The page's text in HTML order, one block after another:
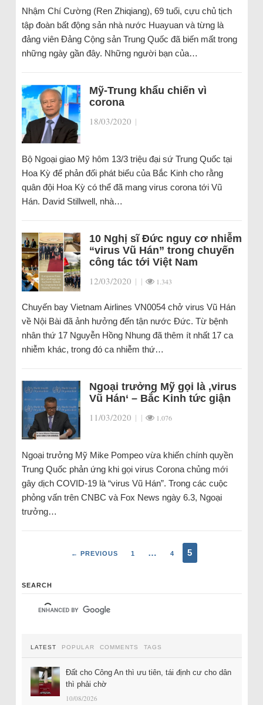
Nhậm Chí Cường (Ren Zhiqiang), 69 tuổi, cựu chủ tịch
tập đoàn bất động sản nhà nước Huayuan và từng là
đảng viên Đảng Cộng sản Trung Quốc đã biến mất trong
những ngày gần đây. Những người bạn của…
Mỹ-Trung khẩu chiến vì
corona
18/03/2020 |
Bộ Ngoại giao Mỹ hôm 13/3 triệu đại sứ Trung Quốc tại
Hoa Kỳ để phản đối phát biểu của Bắc Kinh cho rằng
quân đội Hoa Kỳ có thể đã mang virus corona tới Vũ
Hán. David Stillwell, nhà…
10 Nghị sĩ Đức nguy cơ nhiễm
“virus Vũ Hán” trong chuyến
công tác tới Việt Nam
12/03/2020 | | 1.343
Chuyến bay Vietnam Airlines VN0054 chở virus Vũ Hán
về Nội Bài đã ảnh hưởng đến tận nước Đức. Từ bệnh
nhân thứ 17 Nguyễn Hồng Nhung đã thêm ít nhất 17 ca
nhiễm khác, trong đó ca nhiễm thứ…
Ngoại trưởng Mỹ gọi là ‚virus
Vũ Hán‘ – Bắc Kinh tức giận
11/03/2020 | | 1.076
Ngoại trưởng Mỹ Mike Pompeo vừa khiến chính quyền
Trung Quốc phản ứng khi gọi virus Corona chủng mới
gây dịch COVID-19 là “virus Vũ Hán”. Trong các cuộc
phỏng vấn trên CNBC và Fox News ngày 6.3, Ngoại
trưởng…
← PREVIOUS 1 … 4 5
SEARCH
LATEST POPULAR COMMENTS TAGS
Đất cho Công An thì ưu tiên, tái định cư cho dân
thì phải chờ
10/08/2026